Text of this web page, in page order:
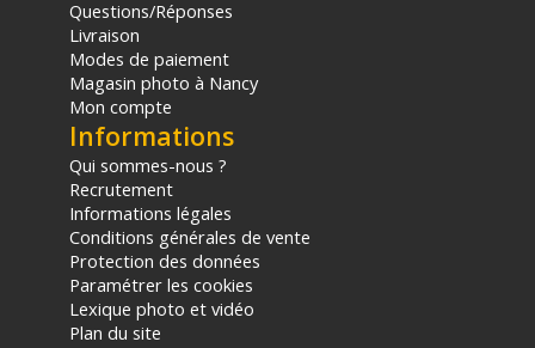
Questions/Réponses
Livraison
Modes de paiement
Magasin photo à Nancy
Mon compte
Informations
Qui sommes-nous ?
Recrutement
Informations légales
Conditions générales de vente
Protection des données
Paramétrer les cookies
Lexique photo et vidéo
Plan du site